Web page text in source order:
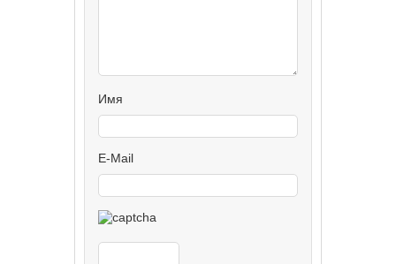
Имя
E-Mail